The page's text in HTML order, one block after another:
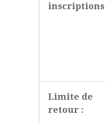
inscriptions
Limite de
retour :